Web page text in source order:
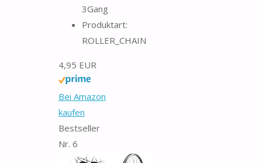
3Gang
Produktart:
ROLLER_CHAIN
4,95 EUR
Bei Amazon
kaufen
Bestseller
Nr. 6